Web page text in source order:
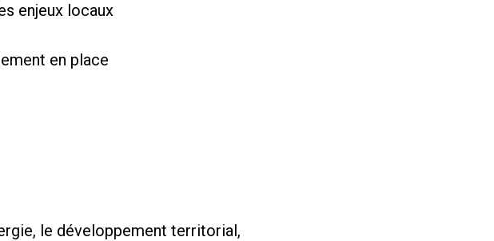
enjeux locaux
en place
le développement territorial,